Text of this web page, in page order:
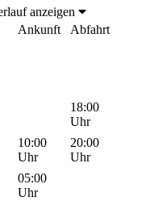
anzeigen
Ankunft
Abfahrt
18:00
Uhr
10:00
Uhr
20:00
Uhr
05:00
Uhr